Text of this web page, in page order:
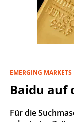
EMERGING MARKETS
Baidu auf
Für die